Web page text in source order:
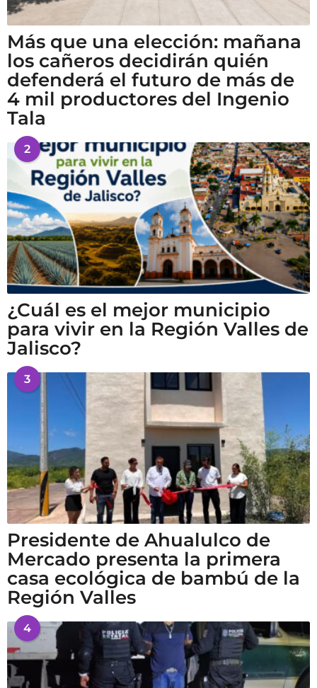
Más que una elección: mañana
los cañeros decidirán quién
defenderá el futuro de más de
4 mil productores del Ingenio
Tala
2
¿Cuál es el mejor municipio
para vivir en la Región Valles de
Jalisco?
3
Presidente de Ahualulco de
Mercado presenta la primera
casa ecológica de bambú de la
Región Valles
4